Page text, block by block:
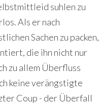
suhlen zu
Als er nach
Sachen zu packen,
die ihn nicht nur
zu allem Überfluss
keine verängstigte
Coup - der Überfall